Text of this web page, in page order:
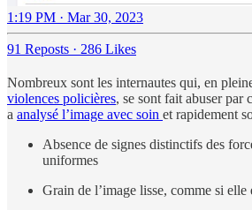
1:19 PM · Mar 30, 2023
91 Reposts · 286 Likes
Nombreux sont les internautes qui, en
violences policières, se sont fait abuser par
a analysé l’image avec soin et rapidement
Absence de signes distinctifs des
uniformes
Grain de l’image lisse, comme si elle